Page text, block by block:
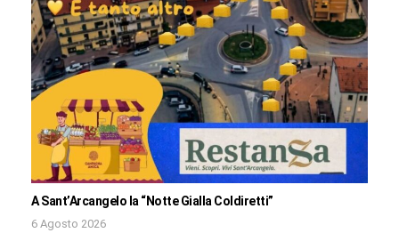
A Sant’Arcangelo la “Notte Gialla Coldiretti”
6 Agosto 2026